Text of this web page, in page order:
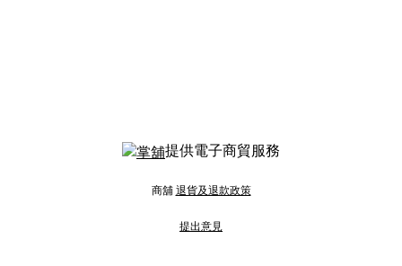
提供電子商貿服務
商舖 退貨及退款政策
提出意見